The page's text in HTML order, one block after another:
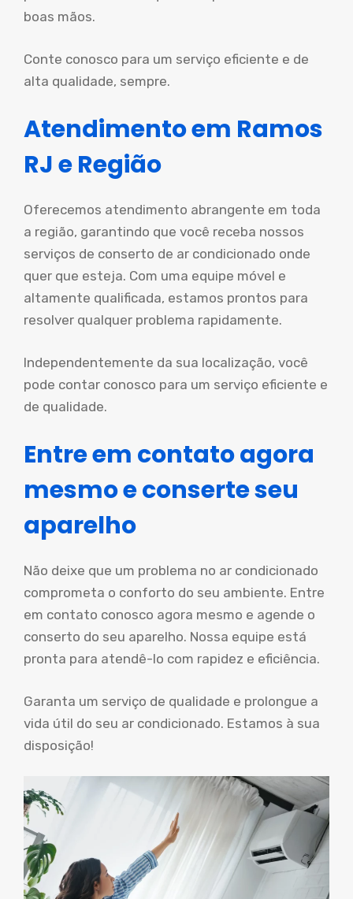
boas mãos.
Conte conosco para um serviço eficiente e de
alta qualidade, sempre.
Atendimento em Ramos
RJ e Região
Oferecemos atendimento abrangente em toda
a região, garantindo que você receba nossos
serviços de conserto de ar condicionado onde
quer que esteja. Com uma equipe móvel e
altamente qualificada, estamos prontos para
resolver qualquer problema rapidamente.
Independentemente da sua localização, você
pode contar conosco para um serviço eficiente e
de qualidade.
Entre em contato agora
mesmo e conserte seu
aparelho
Não deixe que um problema no ar condicionado
comprometa o conforto do seu ambiente. Entre
em contato conosco agora mesmo e agende o
conserto do seu aparelho. Nossa equipe está
pronta para atendê-lo com rapidez e eficiência.
Garanta um serviço de qualidade e prolongue a
vida útil do seu ar condicionado. Estamos à sua
disposição!